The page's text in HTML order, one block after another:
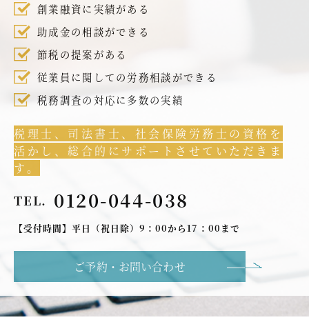
創業融資に実績がある
助成金の相談ができる
節税の提案がある
従業員に関しての労務相談ができる
税務調査の対応に多数の実績
税理士、司法書士、社会保険労務士の資格を
活かし、総合的にサポートさせていただきま
す。
TEL. 0120-044-038
【受付時間】平日（祝日除）9：00から17：00まで
ご予約・お問い合わせ